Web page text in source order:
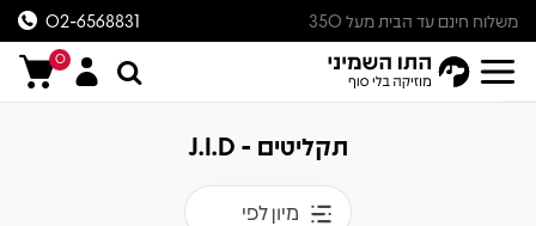
משלוח חינם עד הבית מעל 350
ש״ח
02-6568831
0
תקליטים - J.I.D
מיון לפי